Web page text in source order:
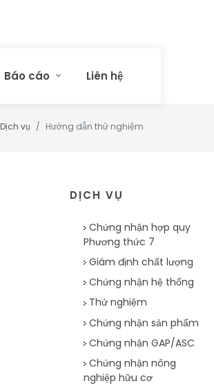
Báo cáo Liên hệ
Dịch vụ Hướng dẫn thử nghiệm
DỊCH VỤ
Chứng nhận hợp quy
Phương thức 7
Giám định chất lượng
Chứng nhận hệ thống
Thử nghiệm
Chứng nhận sản phẩm
Chứng nhận GAP/ASC
Chứng nhận nông
nghiệp hữu cơ